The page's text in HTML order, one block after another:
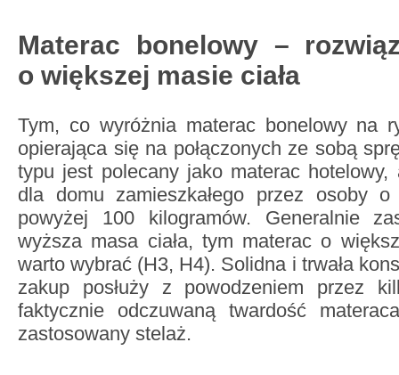
Materac bonelowy –
o większej masie ciała
Tym, co wyróżnia materac bonelowy na
opierająca się na połączonych ze sobą
typu jest polecany jako materac hotelowy,
dla domu zamieszkałego przez osoby
powyżej 100 kilogramów. Generalnie
wyższa masa ciała, tym materac o
warto wybrać (H3, H4). Solidna i trwała
zakup posłuży z powodzeniem przez
faktycznie odczuwaną twardość
zastosowany stelaż.